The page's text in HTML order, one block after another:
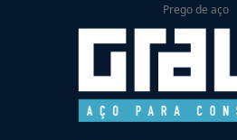
Prego de aço